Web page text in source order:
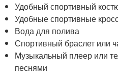
Удобный спортивный
Удобные спортивные
Вода для полива
Спортивный браслет или
Музыкальный плеер или
песнями